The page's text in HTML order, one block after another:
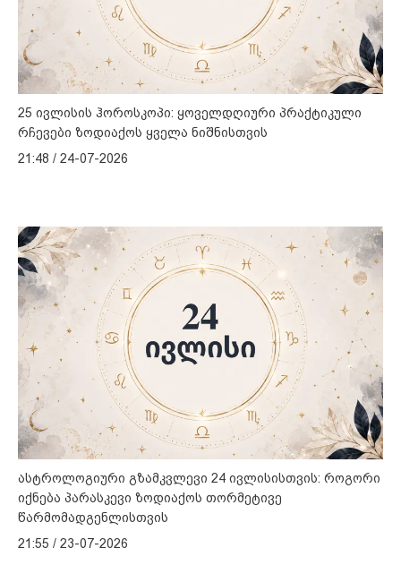
25 ივლისის ჰოროსკოპი: ყოველდღიური პრაქტიკული
რჩევები ზოდიაქოს ყველა ნიშნისთვის
21:48 / 24-07-2026
ასტროლოგიური გზამკვლევი 24 ივლისისთვის: როგორი
იქნება პარასკევი ზოდიაქოს თორმეტივე
წარმომადგენლისთვის
21:55 / 23-07-2026